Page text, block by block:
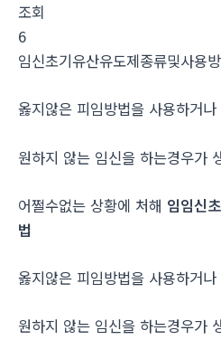
조회
6
임신초기유산유도제종류및사용
옳지않은 피임방법을 사용하거
원하지 않는 임신을 하는경우가
어쩔수없는 상황에 처해 임임신
법
옳지않은 피임방법을 사용하거
원하지 않는 임신을 하는경우가